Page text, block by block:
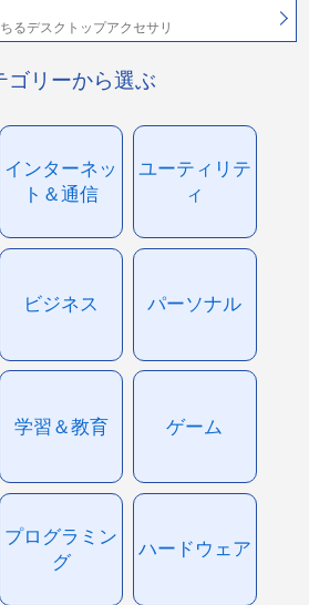
るデスクトップアクセサリ
ゴリーから選ぶ
インターネッ
ト＆通信
ユーティリテ
ィ
ビジネス パーソナル
学習＆教育 ゲーム
プログラミン
グ
ハードウェア